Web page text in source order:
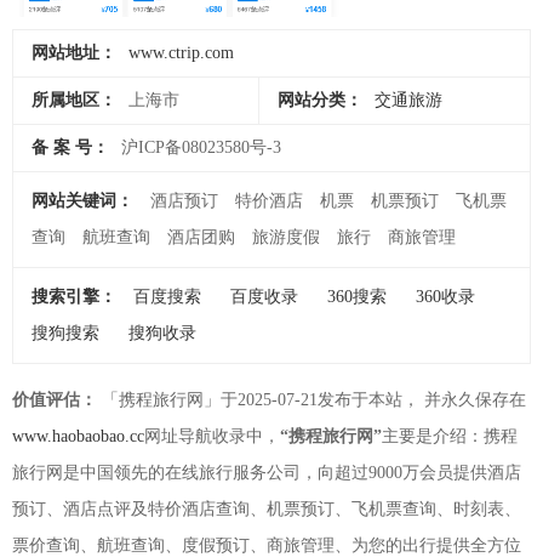
网站地址： www.ctrip.com
所属地区： 上海市 网站分类： 交通旅游
备 案 号： 沪ICP备08023580号-3
网站关键词： 酒店预订 特价酒店 机票 机票预订
飞机票
查询
航班查询 酒店团购 旅游度假 旅行 商旅管理
搜索引擎： 百度搜索 百度收录 360搜索
360收录
搜狗搜索
搜狗收录
价值评估：
「携程旅行网」于2025-07-21发布于本站， 并永久保存在
www.haobaobao.cc网址导航收录中， “携程旅行网”主要是介绍：携程
旅行网是中国领先的在线旅行服务公司，向超过9000万会员提供酒店
预订、酒店点评及特价酒店查询、机票预订、飞机票查询、时刻表、
票价查询、航班查询、度假预订、商旅管理、为您的出行提供全方位